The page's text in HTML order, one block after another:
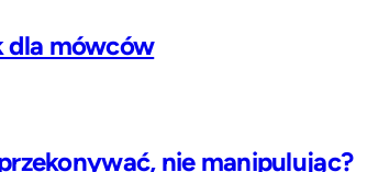
dla mówców
nie manipulując?